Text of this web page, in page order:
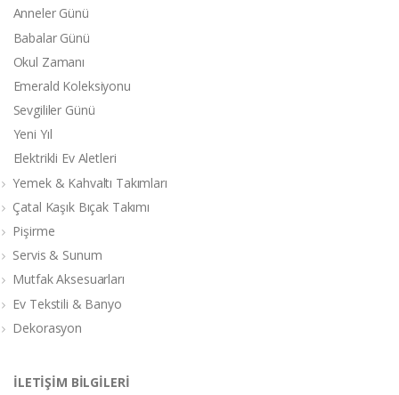
Anneler Günü
Babalar Günü
Okul Zamanı
Emerald Koleksiyonu
Sevgililer Günü
Yeni Yıl
Elektrikli Ev Aletleri
Yemek & Kahvaltı Takımları
Çatal Kaşık Bıçak Takımı
Pişirme
Servis & Sunum
Mutfak Aksesuarları
Ev Tekstili & Banyo
Dekorasyon
İLETİŞİM BİLGİLERİ